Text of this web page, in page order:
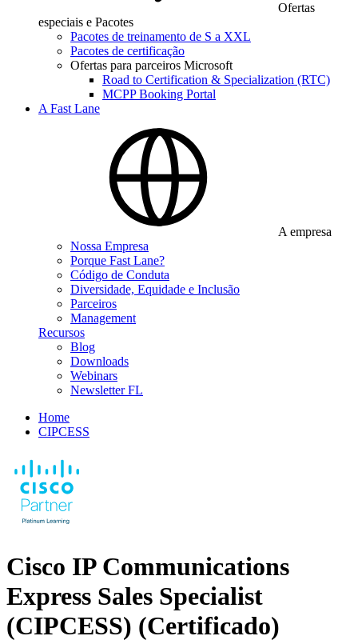
Ofertas
especiais e Pacotes
Pacotes de treinamento de S a XXL
Pacotes de certificação
Ofertas para parceiros Microsoft
Road to Certification & Specialization (RTC)
MCPP Booking Portal
A Fast Lane
A empresa
Nossa Empresa
Porque Fast Lane?
Código de Conduta
Diversidade, Equidade e Inclusão
Parceiros
Management
Recursos
Blog
Downloads
Webinars
Newsletter FL
Home
CIPCESS
Cisco IP Communications
Express Sales Specialist
(CIPCESS) (Certificado)